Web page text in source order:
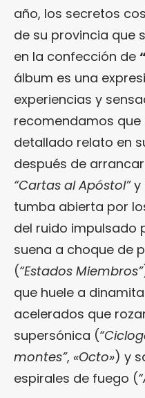
año, los secretos
de su provincia que
en la confección de
álbum es una
experiencias y
recomendamos
detallado relato en
después de
“Cartas al Apóstol”y
tumba abierta por
del ruido impulsado
suena a choque de
(“Estados Miembros”
que huele a
acelerados que
supersónica (
montes”, «Octo») y
espirales de fuego (